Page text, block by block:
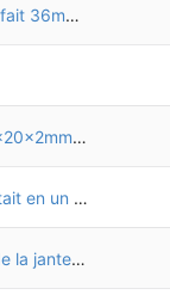
Correction du nommage de l'entretoise E36 (qui fait 36mm et pas 26mm)
Remplacement des entretoises par des tube 20x20x2mm coupés à la bonne longueur
Suppression de l'entretoise QIN27 (25mm) qui était en un seul exemplaire et pas indispensable
Modification dimensions des pneus, et position de la jante sur les roues avant